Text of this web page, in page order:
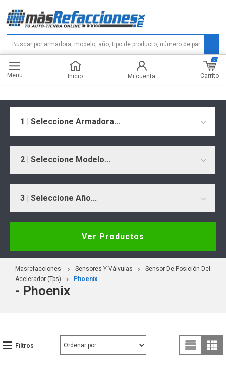
Menu Inicio Mi cuenta Carrito
0
1 | Seleccione Armadora...
2 | Seleccione Modelo...
3 | Seleccione Año...
Ver Productos
Masrefacciones Sensores Y Válvulas
Sensor De Posición Del
Acelerador (Tps)
Phoenix
- Phoenix
Filtros